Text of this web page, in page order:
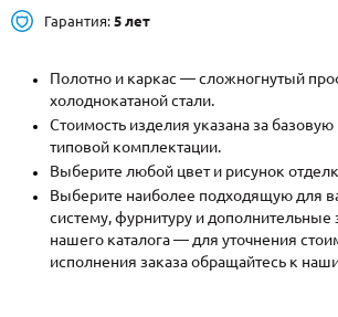
+7 (495) 411-44-
INFO@META-
ЗАПРОСИТЬ РАСЧЕТ
Каталог Распродажа
Записаться на замер
Гарантия: 5 лет
Полотно и каркас — сложногнутый
холоднокатаной стали.
Стоимость изделия указана за
типовой комплектации.
Выберите любой цвет и рисунок
Выберите наиболее подходящую для
систему, фурнитуру и
нашего каталога — для уточнения
исполнения заказа обращайтесь к